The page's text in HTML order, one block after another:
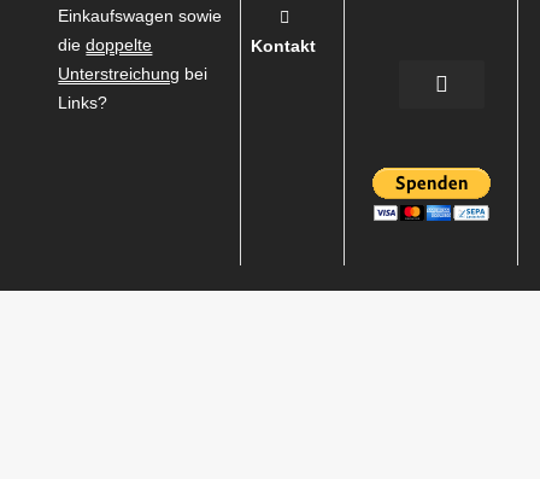
Einkaufswagen sowie
diedoppelte
Unterstreichung bei
Links?
Kontakt